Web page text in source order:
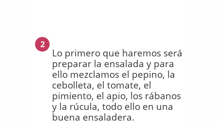
2
Lo primero que haremos será
preparar la ensalada y para
ello mezclamos el pepino, la
cebolleta, el tomate, el
pimiento, el apio, los rábanos
y la rúcula, todo ello en una
buena ensaladera.